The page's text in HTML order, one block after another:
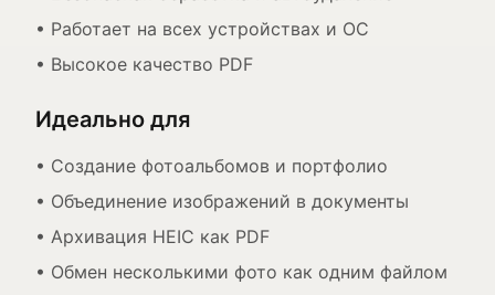
• Работает на всех устройствах и ОС
• Высокое качество PDF
Идеально для
• Создание фотоальбомов и портфолио
• Объединение изображений в документы
• Архивация HEIC как PDF
• Обмен несколькими фото как одним файлом